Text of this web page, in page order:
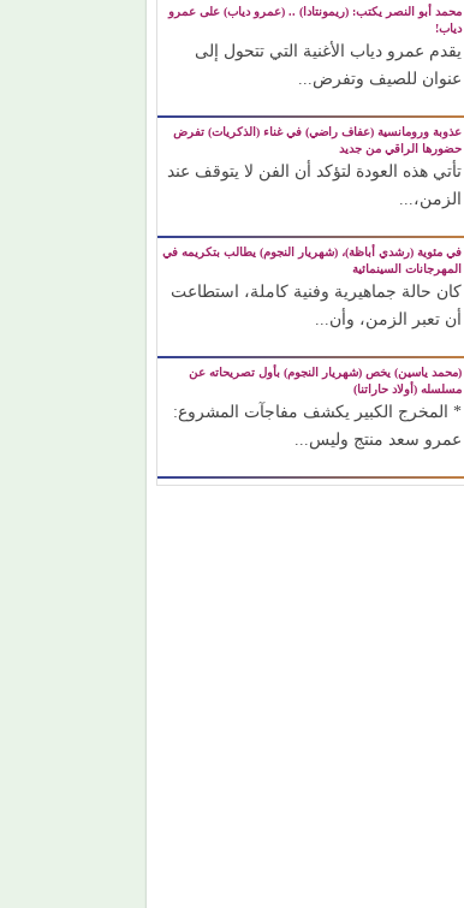
محمد أبو النصر يكتب: (ريمونتادا) .. (عمرو دياب) على عمرو
دياب!
يقدم عمرو دياب الأغنية التي تتحول إلى
عنوان للصيف وتفرض...
عذوبة ورومانسية (عفاف راضي) في غناء (الذكريات) تفرض
حضورها الراقي من جديد
تأتي هذه العودة لتؤكد أن الفن لا يتوقف عند
الزمن،...
في مئوية (رشدي أباظة)، (شهريار النجوم) يطالب بتكريمه في
المهرجانات السينمائية
كان حالة جماهيرية وفنية كاملة، استطاعت
أن تعبر الزمن، وأن...
(محمد ياسين) يخص (شهريار النجوم) بأول تصريحاته عن
مسلسله (أولاد حاراتنا)
* المخرج الكبير يكشف مفاجآت المشروع:
عمرو سعد منتج وليس...